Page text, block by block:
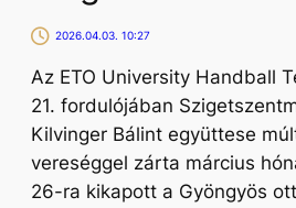
2026.04.03. 10:27
Az ETO University Handball
21. fordulójában
Kilvinger Bálint együttese
vereséggel zárta március
26-ra kikapott a Gyöngyös